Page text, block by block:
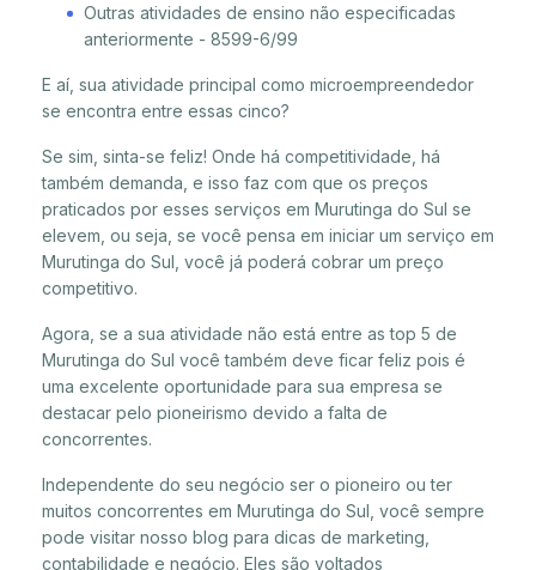
Outras atividades de ensino não especificadas
anteriormente - 8599-6/99
E aí, sua atividade principal como microempreendedor
se encontra entre essas cinco?
Se sim, sinta-se feliz! Onde há competitividade, há
também demanda, e isso faz com que os preços
praticados por esses serviços em Murutinga do Sul se
elevem, ou seja, se você pensa em iniciar um serviço em
Murutinga do Sul, você já poderá cobrar um preço
competitivo.
Agora, se a sua atividade não está entre as top 5 de
Murutinga do Sul você também deve ficar feliz pois é
uma excelente oportunidade para sua empresa se
destacar pelo pioneirismo devido a falta de
concorrentes.
Independente do seu negócio ser o pioneiro ou ter
muitos concorrentes em Murutinga do Sul, você sempre
pode visitar nosso blog para dicas de marketing,
contabilidade e negócio. Eles são voltados